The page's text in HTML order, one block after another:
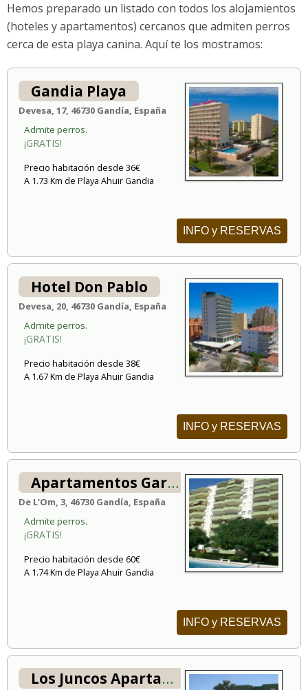
Hemos preparado un listado con todos los alojamientos
(hoteles y apartamentos) cercanos que admiten perros
cerca de esta playa canina. Aquí te los mostramos:
Gandia Playa
Devesa, 17, 46730 Gandía, España
Admite perros.
¡GRATIS!
Precio habitación desde 36€
A 1.73 Km de Playa Ahuir Gandia
INFO y RESERVAS
Hotel Don Pablo
Devesa, 20, 46730 Gandía, España
Admite perros.
¡GRATIS!
Precio habitación desde 38€
A 1.67 Km de Playa Ahuir Gandia
INFO y RESERVAS
Apartamentos Gardenias
De L’Om, 3, 46730 Gandía, España
Admite perros.
¡GRATIS!
Precio habitación desde 60€
A 1.74 Km de Playa Ahuir Gandia
INFO y RESERVAS
Los Juncos Apartamentos